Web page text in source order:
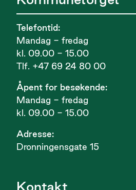
Telefontid:
Mandag - fredag
kl. 09.00 - 15.00
Tlf. +47 69 24 80 00
Åpent for besøkende:
Mandag - fredag
kl. 09.00 - 15.00
Adresse:
Dronningensgate 15
Kontakt